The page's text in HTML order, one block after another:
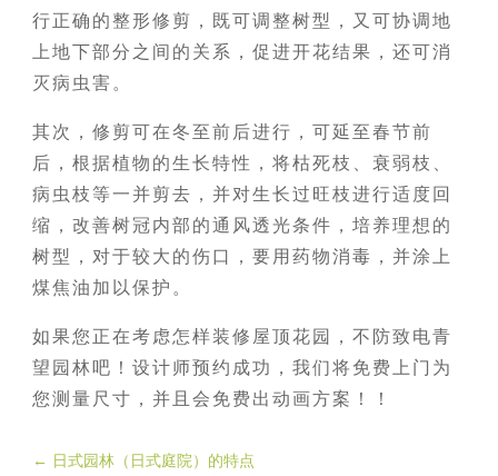
行正确的整形修剪，既可调整树型，又可协调地
上地下部分之间的关系，促进开花结果，还可消
灭病虫害。
其次，修剪可在冬至前后进行，可延至春节前
后，根据植物的生长特性，将枯死枝、衰弱枝、
病虫枝等一并剪去，并对生长过旺枝进行适度回
缩，改善树冠内部的通风透光条件，培养理想的
树型，对于较大的伤口，要用药物消毒，并涂上
煤焦油加以保护。
如果您正在考虑怎样装修屋顶花园，不防致电青
望园林吧！设计师预约成功，我们将免费上门为
您测量尺寸，并且会免费出动画方案！！
← 日式园林（日式庭院）的特点